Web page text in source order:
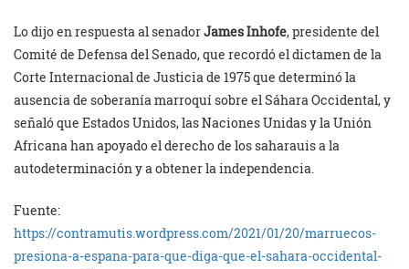
Lo dijo en respuesta al senadorJames Inhofe, presidente del
Comité de Defensa del Senado, que recordó el dictamen de la
Corte Internacional de Justicia de 1975 que determinó la
ausencia de soberanía marroquí sobre el Sáhara Occidental, y
señaló que Estados Unidos, las Naciones Unidas y la Unión
Africana han apoyado el derecho de los saharauis a la
autodeterminación y a obtener la independencia.
Fuente:
https://contramutis.wordpress.com/2021/01/20/marruecos-
presiona-a-espana-para-que-diga-que-el-sahara-occidental-